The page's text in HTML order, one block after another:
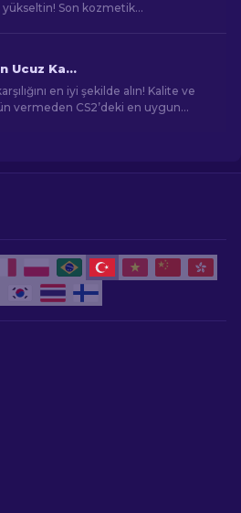
yükseltin! Son kozmetik
CS2’de En Ucuz Karambit Bıçak Kaplamaları [2026]
en iyi şekilde alın! Kalite ve
vermeden CS2’deki en uygun